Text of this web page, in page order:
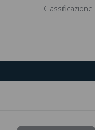
Classificazione